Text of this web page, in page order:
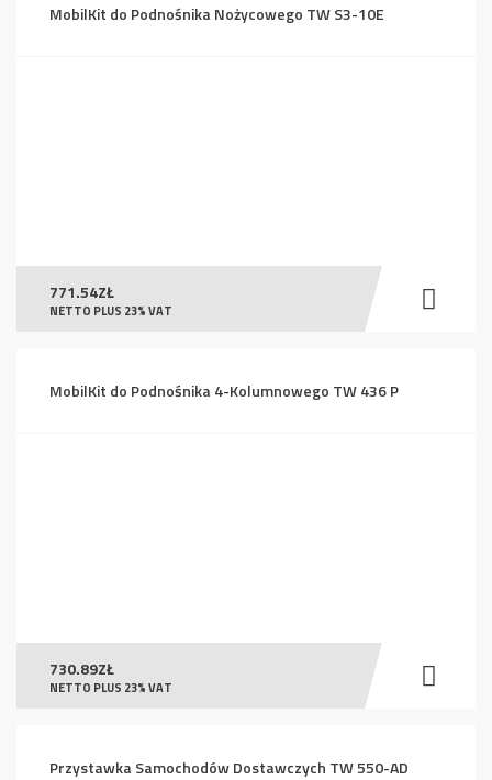
MobilKit do Podnośnika Nożycowego TW S3-10E
771.54ZŁ
NETTO PLUS 23% VAT
MobilKit do Podnośnika 4-Kolumnowego TW 436 P
730.89ZŁ
NETTO PLUS 23% VAT
Przystawka Samochodów Dostawczych TW 550-AD